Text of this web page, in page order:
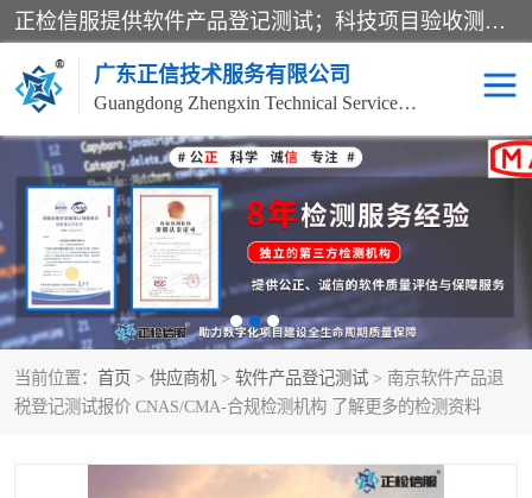
正检信服提供软件产品登记测试；科技项目验收测试；产品确认测试；功能测试；性能测试；安全测试；代码审计测试；漏洞扫描测试；渗透测试；风险评估测试；信息安全等级保护测评；双软认定；实验室建设质量体系建设；软件着作权、软件评测等服务。
广东正信技术服务有限公司
Guangdong Zhengxin Technical Service Co., Ltd
当前位置： 首页 > 供应商机 > 软件产品登记测试 > 南京软件产品退
税登记测试报价 CNAS/CMA-合规检测机构 了解更多的检测资料
电子政务验收测评 数字信息化验收测评
应用软件系统测试 信息系统漏洞扫描
科技成果鉴定测试 软件产品登记测试
信息安全风险评估 系统性能效率测试